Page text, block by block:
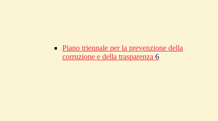
Piano triennale per la prevenzione della
corruzione e della trasparenza 6